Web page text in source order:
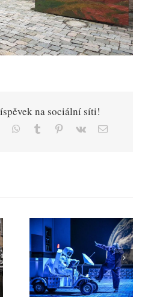
na sociální síti!
WhatsApp
Tumblr Pinterest
Vk
E-
Národní divadlo
Brno získalo dvě
světové operní
ceny